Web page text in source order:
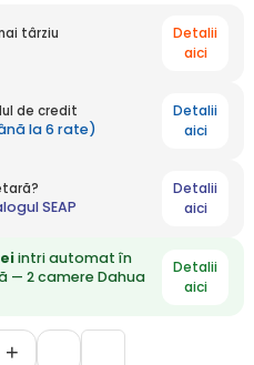
târziu
Detalii
aici
de credit
la 6 rate)
Detalii
aici
SEAP
Detalii
aici
intri automat în
— 2 camere Dahua
Detalii
aici
+